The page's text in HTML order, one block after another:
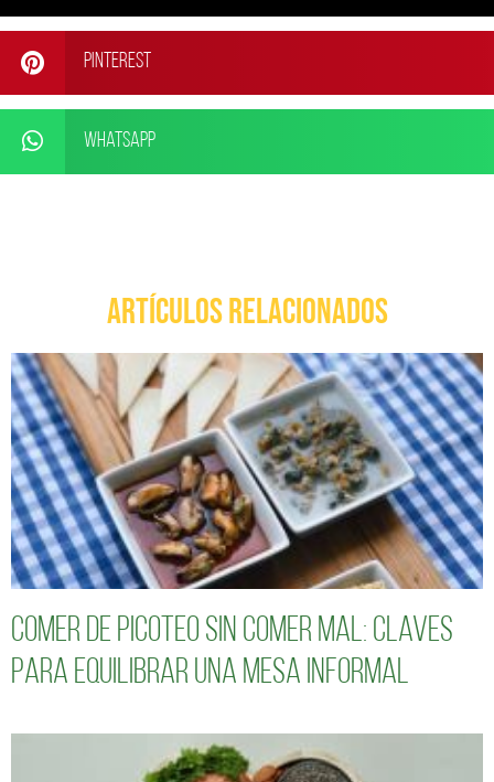
Pinterest
WhatsApp
ARTÍCULOS RELACIONADOS
Comer de picoteo sin comer mal: claves
para equilibrar una mesa informal